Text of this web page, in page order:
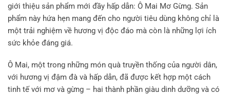
giới thiệu sản phẩm mới đầy hấp dẫn: Ô Mai Mơ Gừng. Sản
phẩm này hứa hẹn mang đến cho người tiêu dùng không chỉ là
một trải nghiệm về hương vị độc đáo mà còn là những lợi ích
sức khỏe đáng giá.
Ô Mai, một trong những món quà truyền thống của người dân,
với hương vị đậm đà và hấp dẫn, đã được kết hợp một cách
tinh tế với mơ và gừng – hai thành phần giàu dinh dưỡng và có